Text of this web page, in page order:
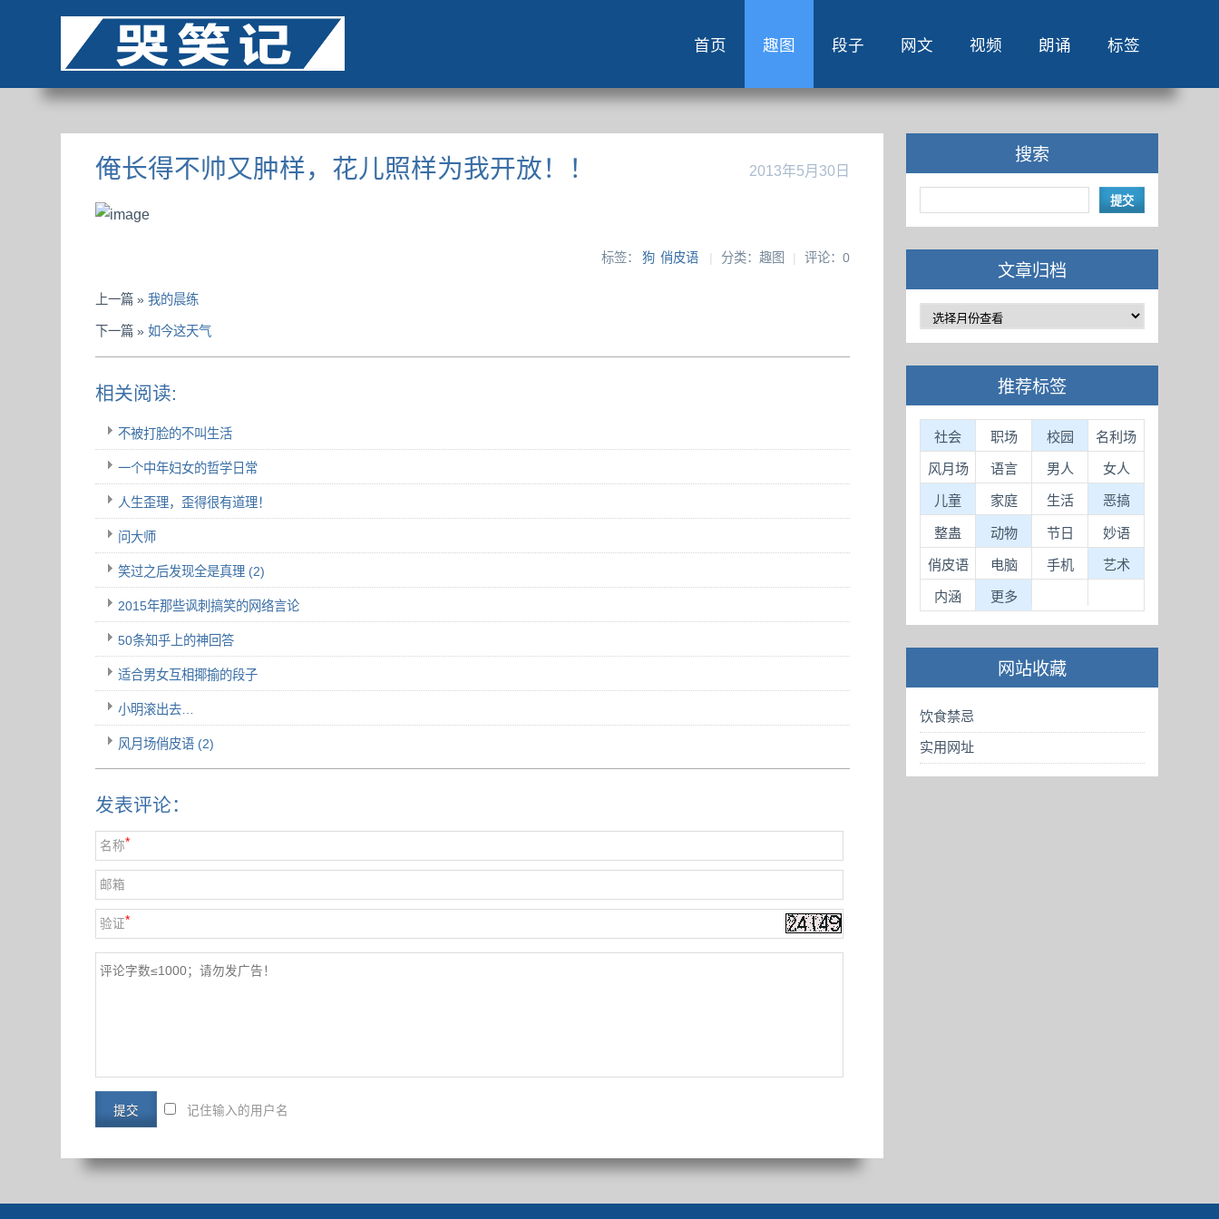
首页 趣图 段子 网文 视频 朗诵 标签
2013年5月30日
俺长得不帅又肿样，花儿照样为我开放！！
标签： 狗 俏皮语 | 分类：趣图 | 评论：0
上一篇 »我的晨练
下一篇 »如今这天气
相关阅读:
不被打脸的不叫生活
一个中年妇女的哲学日常
人生歪理，歪得很有道理！
问大师
笑过之后发现全是真理 (2)
2015年那些讽刺搞笑的网络言论
50条知乎上的神回答
适合男女互相揶揄的段子
小明滚出去…
风月场俏皮语 (2)
发表评论：
名称*
邮箱
验证*
记住输入的用户名
搜索
文章归档
推荐标签
社会 职场 校园 名利场
风月场 语言 男人 女人
儿童 家庭 生活 恶搞
整蛊 动物 节日 妙语
俏皮语 电脑 手机 艺术
内涵 更多
网站收藏
饮食禁忌
实用网址